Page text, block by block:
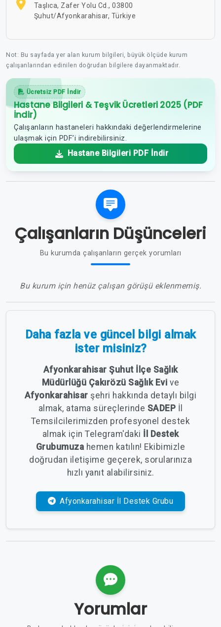
Taşlıca, Zafer Yolu Cd., 03800
Şuhut/Afyonkarahisar, Türkiye
Not: Bu sayfada yer alan kurum bilgileri, büyük ölçüde kurum
çalışanlarından edinilen doğrudan bilgilere dayanmaktadır.
Ücretsiz PDF İndir
Hastane Bilgileri & Teşvik Ücretleri 2025 (PDF
İndir)
Çalışanların hastaneleri hakkındaki değerlendirmelerine
ulaşmak için PDF’i indirebilirsiniz.
Hastane Bilgileri PDF İndir
Çalışanların Düşünceleri
Bu kurumda çalışanların gerçek yorumları
Bu kurum için henüz çalışan görüşü eklenmemiş.
Daha fazla ve güncel bilgi almak
ister misiniz?
Afyonkarahisar Şuhut İlçe Sağlık
Müdürlüğü Çakırözü Sağlık Evi ve
Afyonkarahisar şehri hakkında detaylı bilgi
almak, atama süreçlerinde SADEP İl
Temsilcilerimizden profesyonel destek
almak için Telegram'daki İl Destek
Grubumuza hemen katılın! Ekibimizle
doğrudan iletişime geçerek, sorularınıza
hızlı yanıt alabilirsiniz.
Afyonkarahisar İl Destek Grubu
Yorumlar